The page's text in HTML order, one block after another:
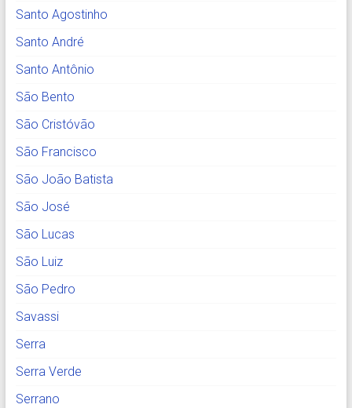
Santo Agostinho
Santo André
Santo Antônio
São Bento
São Cristóvão
São Francisco
São João Batista
São José
São Lucas
São Luiz
São Pedro
Savassi
Serra
Serra Verde
Serrano